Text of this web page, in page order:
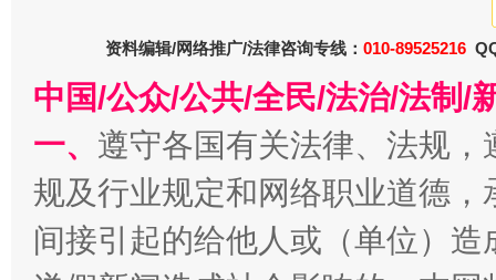
东山县通报“牛蛙产品抗生素超标问题” 法
资料编辑/网络推广/法律咨询专线： 010-89525216
中国/公众/公共/全民/法治/法制/
一、 遵守各国有关法律、法规
规及行业规定和网络职业道德
间接引起的给他人或（单位）